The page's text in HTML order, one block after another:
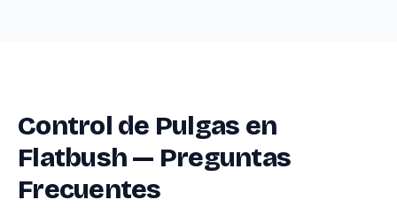
Control de Pulgas en
Flatbush — Preguntas
Frecuentes